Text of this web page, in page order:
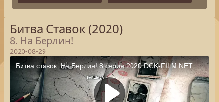
Битва Ставок (2020)
8. На Берлин!
2020-08-29